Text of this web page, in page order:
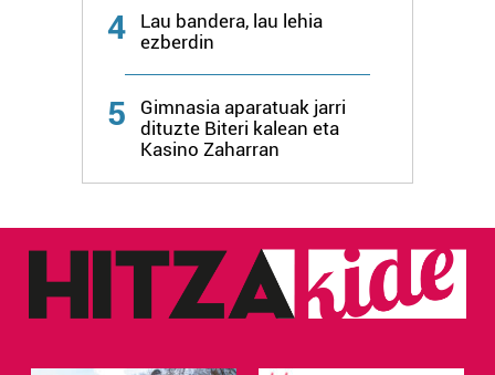
4
Lau bandera, lau lehia
ezberdin
5
Gimnasia aparatuak jarri
dituzte Biteri kalean eta
Kasino Zaharran